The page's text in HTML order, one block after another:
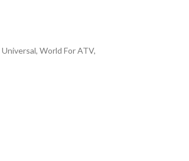
Universal, World For ATV,